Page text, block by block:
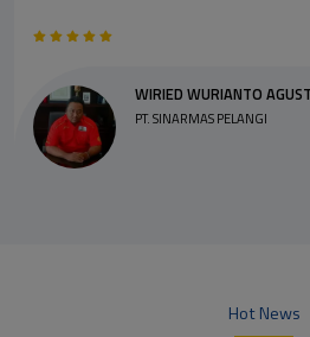
WIRIED WURIANTO
PT. SINARMAS PELANGI
Hot News